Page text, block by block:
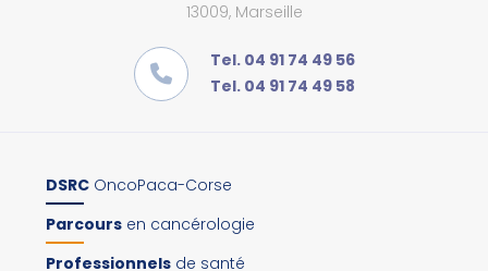
13009, Marseille
Tel. 04 91 74 49 56
Tel. 04 91 74 49 58
DSRC OncoPaca-Corse
Parcours en cancérologie
Professionnels de santé